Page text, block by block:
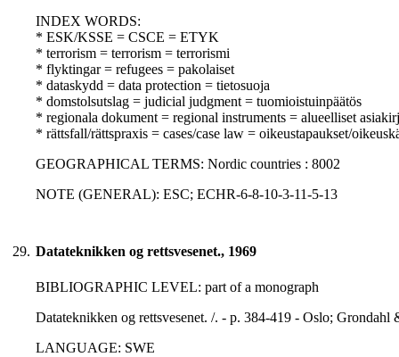
INDEX WORDS:
* ESK/KSSE = CSCE = ETYK
* terrorism = terrorism = terrorismi
* flyktingar = refugees = pakolaiset
* dataskydd = data protection = tietosuoja
* domstolsutslag = judicial judgment = tuomioistuinpäätös
* regionala dokument = regional instruments = alueelliset
* rättsfall/rättspraxis = cases/case law = oikeustapaukset/
GEOGRAPHICAL TERMS: Nordic countries : 8002
NOTE (GENERAL): ESC; ECHR-6-8-10-3-11-5-13
29. Datateknikken og rettsvesenet., 1969
BIBLIOGRAPHIC LEVEL: part of a monograph
Datateknikken og rettsvesenet. /. - p. 384-419 - Oslo; Grondahl
LANGUAGE: SWE